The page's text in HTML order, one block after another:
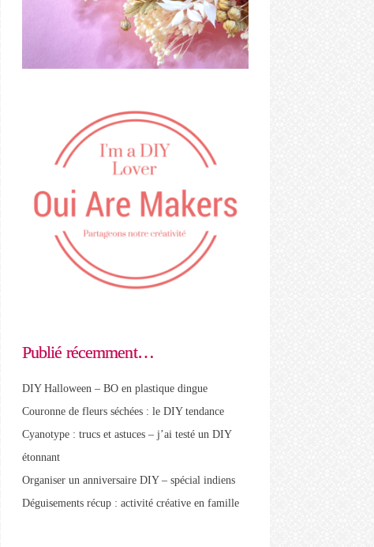
Publié récemment…
DIY Halloween – BO en plastique dingue
Couronne de fleurs séchées : le DIY tendance
Cyanotype : trucs et astuces – j’ai testé un DIY
étonnant
Organiser un anniversaire DIY – spécial indiens
Déguisements récup : activité créative en famille